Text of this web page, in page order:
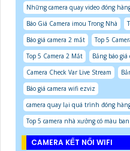
Những camera quay video đóng
Báo Giá Camera imou Trong Nhà
Báo giá camera 2 mắt
Top 5
Top 5 Camera 2 Mắt
Bảng báo
Camera Check Var Live Stream
Báo giá camera wifi ezviz
camera quay lại quá trình đóng
Top 5 camera nhà xưởng có màu
CAMERA KẾT NỐI WIFI